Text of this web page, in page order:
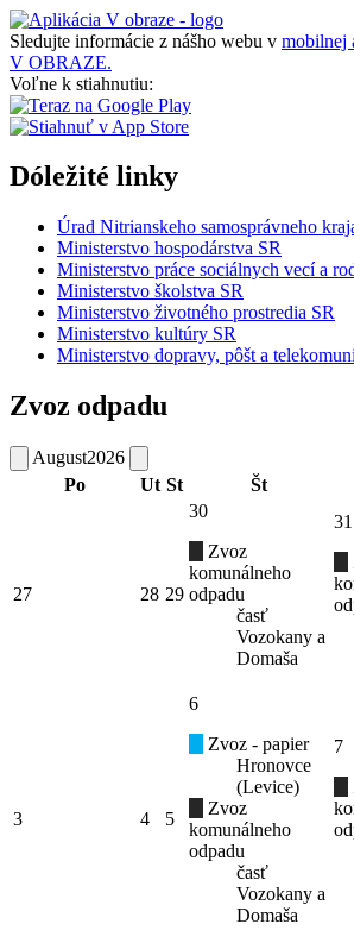
Sledujte informácie z nášho webu v mobilnej
V OBRAZE.
Voľne k stiahnutiu:
Dóležité linky
Úrad Nitrianskeho samosprávneho
Ministerstvo hospodárstva SR
Ministerstvo práce sociálnych vecí a
Ministerstvo školstva SR
Ministerstvo životného prostredia SR
Ministerstvo kultúry SR
Ministerstvo dopravy, pôšt a
Zvoz odpadu
August2026
Po
Ut St Št
27 28 29
30
Zvoz
komunálneho
odpadu
časť
Vozokany a
Domaša
31
3 4 5
6
Zvoz - papier
Hronovce
(Levice)
Zvoz
komunálneho
odpadu
časť
Vozokany a
Domaša
7